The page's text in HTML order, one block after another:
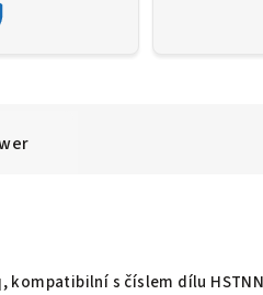
kompatibilní s číslem dílu